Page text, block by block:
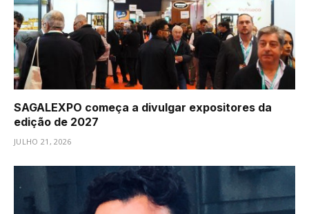
SAGALEXPO começa a divulgar expositores da
edição de 2027
JULHO 21, 2026